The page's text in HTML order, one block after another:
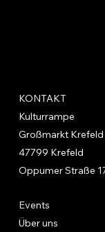
KONTAKT
Kulturrampe
Großmarkt Krefeld
Oppumer Straße
47799 Krefeld
Events
Über uns